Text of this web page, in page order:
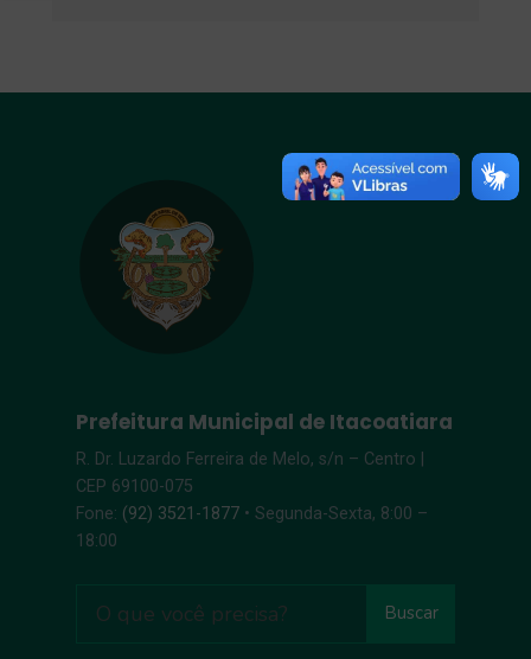
Prefeitura Municipal de Itacoatiara
R. Dr. Luzardo Ferreira de Melo, s/n – Centro |
CEP 69100-075
Fone: (92) 3521-1877 • Segunda-Sexta, 8:00 –
18:00
Buscar